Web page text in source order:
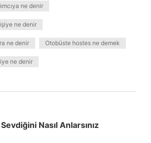
ne denir
ne denir
ne denir Otobüste hostes ne demek
ne denir
Nasıl Anlarsınız